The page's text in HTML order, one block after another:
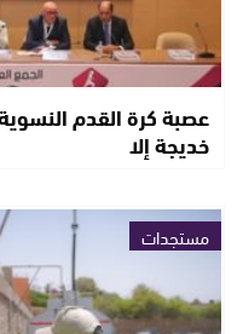
عصبة كرة القدم
خديجة إلا
مستجدات